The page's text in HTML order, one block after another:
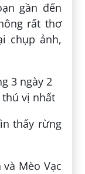
gần đến
rất thơ
chụp ảnh,
thấy rừng
Mèo Vạc